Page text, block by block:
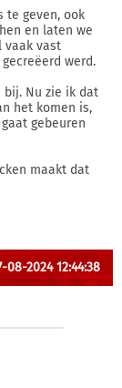
te geven, ook
en laten we
vaak vast
werd.
bij. Nu zie ik dat
het komen is,
gebeuren
maakt dat
08-2024 12:44:38